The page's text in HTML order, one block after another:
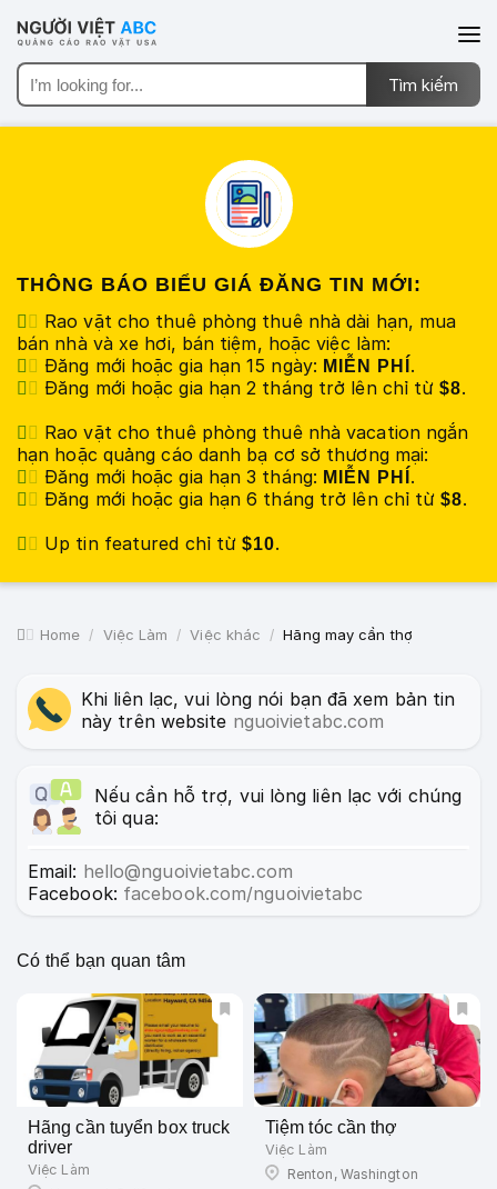
THÔNG BÁO BIỂU GIÁ ĐĂNG TIN MỚI:
Rao vặt cho thuê phòng thuê nhà dài hạn, mua
bán nhà và xe hơi, bán tiệm, hoặc việc làm:
Đăng mới hoặc gia hạn 15 ngày: MIỄN PHÍ .
Đăng mới hoặc gia hạn 2 tháng trở lên chỉ từ$8.
Rao vặt cho thuê phòng thuê nhà vacation ngắn
hạn hoặc quảng cáo danh bạ cơ sở thương mại:
Đăng mới hoặc gia hạn 3 tháng: MIỄN PHÍ .
Đăng mới hoặc gia hạn 6 tháng trở lên chỉ từ$8.
Up tin featured chỉ từ$10.
Home Việc Làm Việc khác Hãng may cần thợ
Khi liên lạc, vui lòng nói bạn đã xem bản tin
này trên website nguoivietabc.com
Nếu cần hỗ trợ, vui lòng liên lạc với chúng
tôi qua:
Email: hello@nguoivietabc.com
Facebook: facebook.com/nguoivietabc
Có thể bạn quan tâm
Hãng cần tuyển box truck
driver
Việc Làm
Tiệm tóc cần thợ
Việc Làm
Renton, Washington